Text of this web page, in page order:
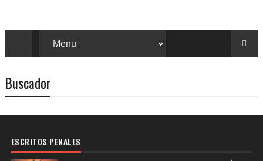
Buscador
ESCRITOS PENALES